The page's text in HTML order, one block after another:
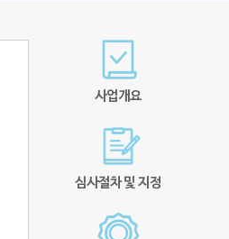
사업개요
심사절차 및 지정